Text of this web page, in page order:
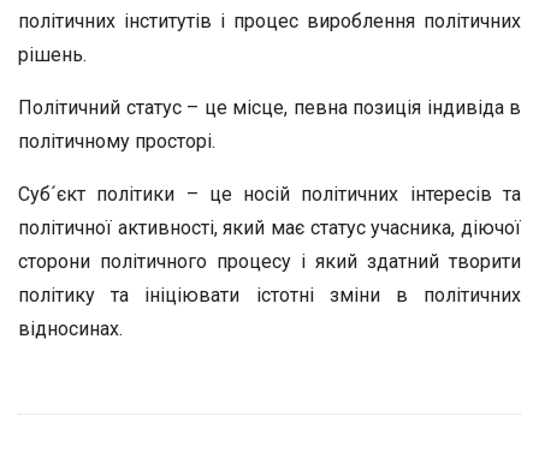
політичних інститутів і процес вироблення політичних
рішень.
Політичний статус – це місце, певна позиція індивіда в
політичному просторі.
Суб´єкт політики – це носій політичних інтересів та
політичної активності, який має статус учасника, діючої
сторони політичного процесу і який здатний творити
політику та ініціювати істотні зміни в політичних
відносинах.